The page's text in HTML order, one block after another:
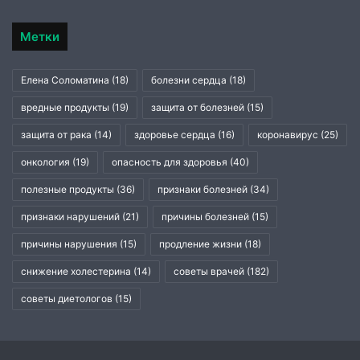
Метки
Елена Соломатина (18) болезни сердца (18)
вредные продукты (19) защита от болезней (15)
защита от рака (14) здоровье сердца (16) коронавирус (25)
онкология (19) опасность для здоровья (40)
полезные продукты (36) признаки болезней (34)
признаки нарушений (21) причины болезней (15)
причины нарушения (15) продление жизни (18)
снижение холестерина (14) советы врачей (182)
советы диетологов (15)